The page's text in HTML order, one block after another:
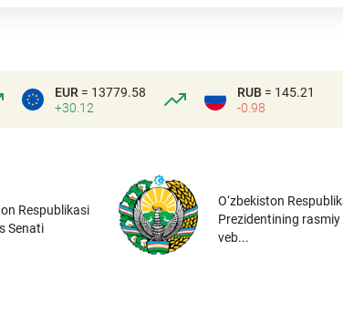
EUR = 13779.58
+30.12
RUB = 145.21
-0.98
Respublikasi
Senati
O‘zbekiston
Prezidentining rasmiy
veb...